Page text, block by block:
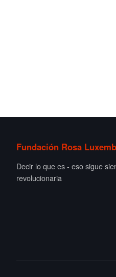
Fundación Rosa
Decir lo que es - eso sigue
revolucionaria